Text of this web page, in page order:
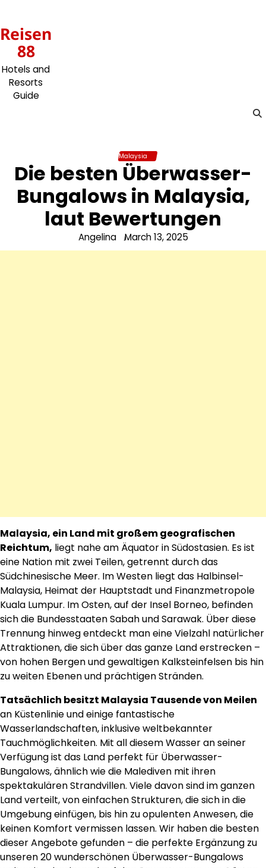
content
Reisen
88
Hotels and
Resorts
Guide
Malaysia
Die besten Überwasser-
Bungalows in Malaysia,
laut Bewertungen
Angelina March 13, 2025
Malaysia, ein Land mit großem geografischen
Reichtum, liegt nahe am Äquator in Südostasien. Es ist
eine Nation mit zwei Teilen, getrennt durch das
Südchinesische Meer. Im Westen liegt das Halbinsel-
Malaysia, Heimat der Hauptstadt und Finanzmetropole
Kuala Lumpur. Im Osten, auf der Insel Borneo, befinden
sich die Bundesstaaten Sabah und Sarawak. Über diese
Trennung hinweg entdeckt man eine Vielzahl natürlicher
Attraktionen, die sich über das ganze Land erstrecken –
von hohen Bergen und gewaltigen Kalksteinfelsen bis hin
zu weiten Ebenen und prächtigen Stränden.
Tatsächlich besitzt Malaysia Tausende von Meilen
an Küstenlinie und einige fantastische
Wasserlandschaften, inklusive weltbekannter
Tauchmöglichkeiten. Mit all diesem Wasser an seiner
Verfügung ist das Land perfekt für Überwasser-
Bungalows, ähnlich wie die Malediven mit ihren
spektakulären Strandvillen. Viele davon sind im ganzen
Land verteilt, von einfachen Strukturen, die sich in die
Umgebung einfügen, bis hin zu opulenten Anwesen, die
keinen Komfort vermissen lassen. Wir haben die besten
dieser Angebote gefunden – die perfekte Ergänzung zu
unseren 20 wunderschönen Überwasser-Bungalows